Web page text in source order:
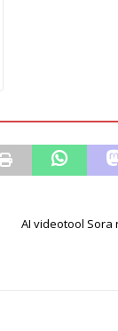
AI videotool